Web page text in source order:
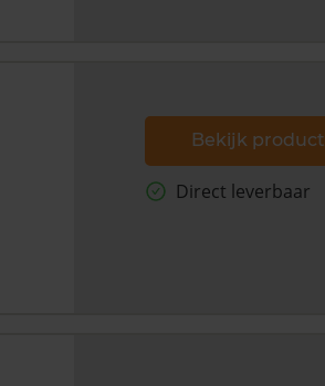
Bekijk product
Direct leverbaar